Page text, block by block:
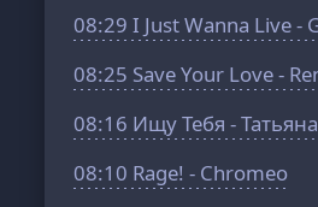
08:29 I Just Wanna Live -
08:25 Save Your Love -
08:16 Ищу Тебя -
08:10 Rage! - Chromeo